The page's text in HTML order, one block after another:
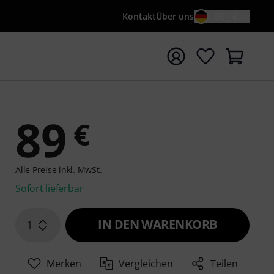
KontaktÜber uns
mit Suchwort {searchTerm} starten
89 €
Alle Preise inkl. MwSt.
Sofort lieferbar
1 IN DEN WARENKORB
Merken Vergleichen Teilen